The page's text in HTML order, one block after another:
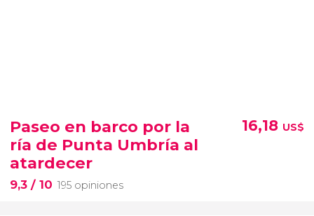
Paseo en barco por la
ría de Punta Umbría al
atardecer
9,3 / 10 195 opiniones
16,18 US$